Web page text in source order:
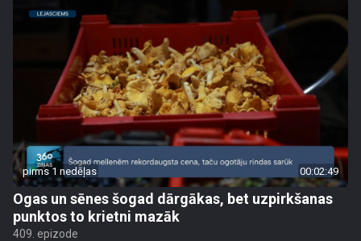
pirms 1 nedēļas 00:02:49
Ogas un sēnes šogad dārgākas, bet uzpirkšanas
punktos to krietni mazāk
409. epizode